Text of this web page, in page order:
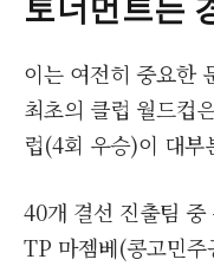
이는 여전히 중요한
최초의 클럽 월드컵
럽(4회 우승)이 대부
40개 결선 진출팀
TP 마젬베(콩고민